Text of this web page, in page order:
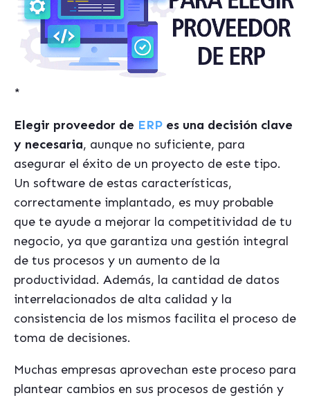
*
Elegir proveedor de ERP es una decisión clave
y necesaria, aunque no suficiente, para
asegurar el éxito de un proyecto de este tipo.
Un software de estas características,
correctamente implantado, es muy probable
que te ayude a mejorar la competitividad de tu
negocio, ya que garantiza una gestión integral
de tus procesos y un aumento de la
productividad. Además, la cantidad de datos
interrelacionados de alta calidad y la
consistencia de los mismos facilita el proceso de
toma de decisiones.
Muchas empresas aprovechan este proceso para
plantear cambios en sus procesos de gestión y